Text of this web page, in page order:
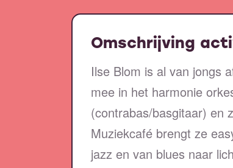
Omschrijving
Ilse Blom is al van jongs
mee in het harmonie
(contrabas/basgitaar) en
Muziekcafé brengt ze
jazz en van blues naar